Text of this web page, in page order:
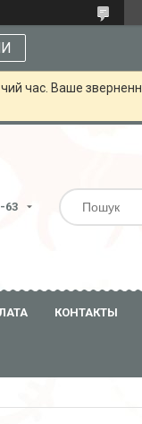
час. Ваше
63
КОНТАКТЫ